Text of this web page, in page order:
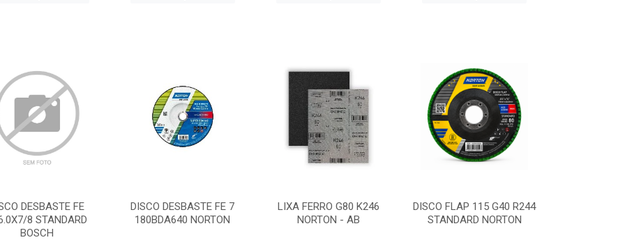
DESBASTE FE
8 STANDARD
BOSCH
DISCO DESBASTE FE 7
180BDA640 NORTON
LIXA FERRO G80 K246
NORTON - AB
DISCO FLAP 115 G40 R244
STANDARD NORTON